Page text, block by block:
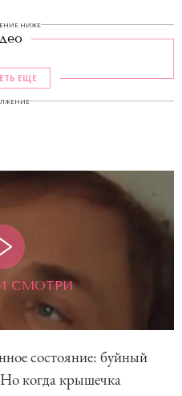
НИЖЕ
ЕЩЕ
СМОТРИ
состояние: буйный
Но когда крышечка